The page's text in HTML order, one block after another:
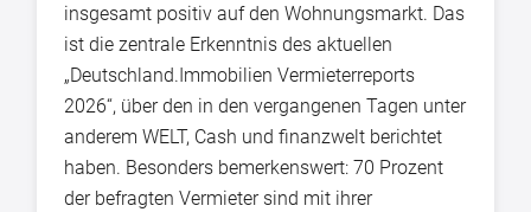
insgesamt positiv auf den Wohnungsmarkt. Das
ist die zentrale Erkenntnis des aktuellen
„Deutschland.Immobilien Vermieterreports
2026“, über den in den vergangenen Tagen unter
anderem WELT, Cash und finanzwelt berichtet
haben. Besonders bemerkenswert: 70 Prozent
der befragten Vermieter sind mit ihrer